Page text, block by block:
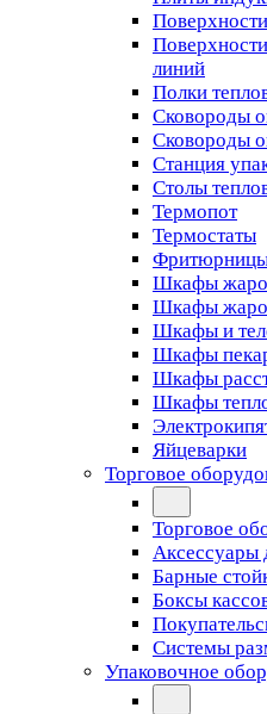
линий
Полки
Сковороды
Сковороды
Станция
Столы
Термопот
Термостаты
Фритюрницы
Шкафы
Шкафы
Шкафы и
Шкафы
Шкафы
Шкафы
Яйцеварки
Торговое
Торговое
Аксессуары
Барные
Боксы
Системы
Упаковочное